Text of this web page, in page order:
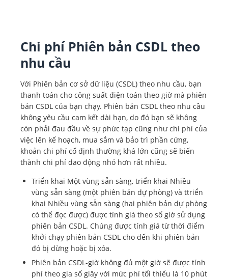
Chi phí Phiên bản CSDL theo
nhu cầu
Với Phiên bản cơ sở dữ liệu (CSDL) theo nhu cầu, bạn
thanh toán cho công suất điện toán theo giờ mà phiên
bản CSDL của bạn chạy. Phiên bản CSDL theo nhu cầu
không yêu cầu cam kết dài hạn, do đó bạn sẽ không
còn phải đau đầu về sự phức tạp cũng như chi phí của
việc lên kế hoạch, mua sắm và bảo trì phần cứng,
khoản chi phí cố định thường khá lớn cũng sẽ biến
thành chi phí dao động nhỏ hơn rất nhiều.
Triển khai Một vùng sẵn sàng, triển khai Nhiều
vùng sẵn sàng (một phiên bản dự phòng) và ttriển
khai Nhiều vùng sẵn sàng (hai phiên bản dự phòng
có thể đọc được) được tính giá theo số giờ sử dụng
phiên bản CSDL. Chúng được tính giá từ thời điểm
khởi chạy phiên bản CSDL cho đến khi phiên bản
đó bị dừng hoặc bị xóa.
Phiên bản CSDL-giờ không đủ một giờ sẽ được tính
phí theo gia số giây với mức phí tối thiểu là 10 phút